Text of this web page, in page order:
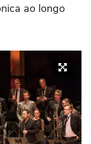
ao longo